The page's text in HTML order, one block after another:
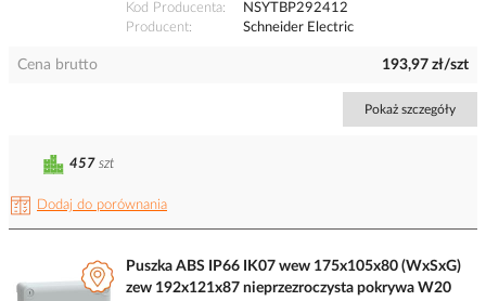
Kod Producenta
NSYTBP292412
Producent
Schneider Electric
Cena brutto 193,97 zł/szt
Pokaż szczegóły
Dodaj do porównania
457 szt
Puszka ABS IP66 IK07 wew 175x105x80 (WxSxG)
zew 192x121x87 nieprzezroczysta pokrywa W20